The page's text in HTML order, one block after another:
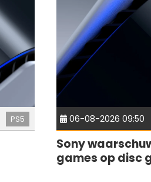
PS5 06-08-2026 09:50
Sony
games op disc